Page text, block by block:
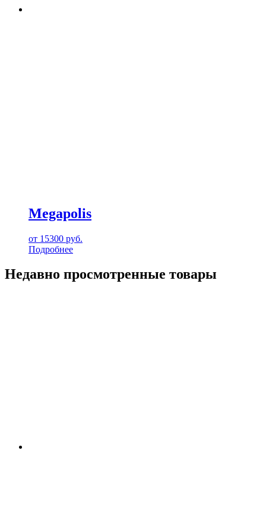
Megapolis
от 15300 руб.
Подробнее
Недавно просмотренные товары